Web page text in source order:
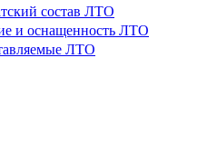
состав ЛТО
и оснащенность ЛТО
ЛТО